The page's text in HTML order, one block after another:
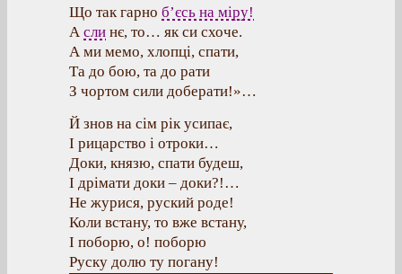
Що так гарно б’єсь на міру!
А сли нє, то… як си схоче.
А ми мемо, хлопці, спати,
Та до бою, та до рати
З чортом сили доберати!»…
Й знов на сім рік усипає,
І рицарство і отроки…
Доки, князю, спати будеш,
І дрімати доки – доки?!…
Не журися, руский роде!
Коли встану, то вже встану,
І поборю, о! поборю
Руску долю ту погану!